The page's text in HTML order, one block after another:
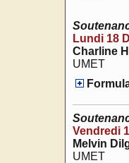
Lundi 18
Charline
UMET
Vendredi
Melvin
UMET